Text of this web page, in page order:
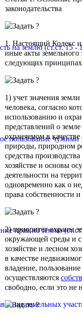
на землю (ст.ст. 15 -
пользование чужими
прав на землю
земельных
законодательства
1. Настоящий Кодекс
иные акты земельного
следующих
1) учет значения
человека, согласно
использованию и
представлений о
охраняемом в
природы, природном
средства
хозяйстве и основы
деятельности на
одновременно как о
права собственности
2) приоритет охраны
окружающей среды и
хозяйстве и лесном
в качестве
владение,
осуществляются
свободно, если это